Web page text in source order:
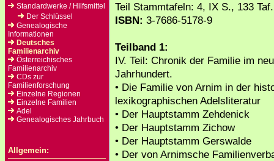
Standardwerke / Hilfsmittel
Der Schlüssel
Genealogische
Informationen
Deutsches
Familienarchiv
Österreichisches
Familienarchiv
CDs zur
Familienforschung
Einzelne Regionen
Einzelne Familien
Adel
Genealogisches Jahrbuch
Allgemein:
Teil Stammtafeln: 4, IX S., 133
ISBN: 3-7686-5178-9
Teilband 1:
IV. Teil: Chronik der Familie im
Jahrhundert.
• Die Familie von Arnim in der
lexikographischen Adelsliteratur
• Der Hauptstamm Zehdenick
• Der Hauptstamm Zichow
• Der Hauptstamm Gerswalde
• Der von Arnimsche